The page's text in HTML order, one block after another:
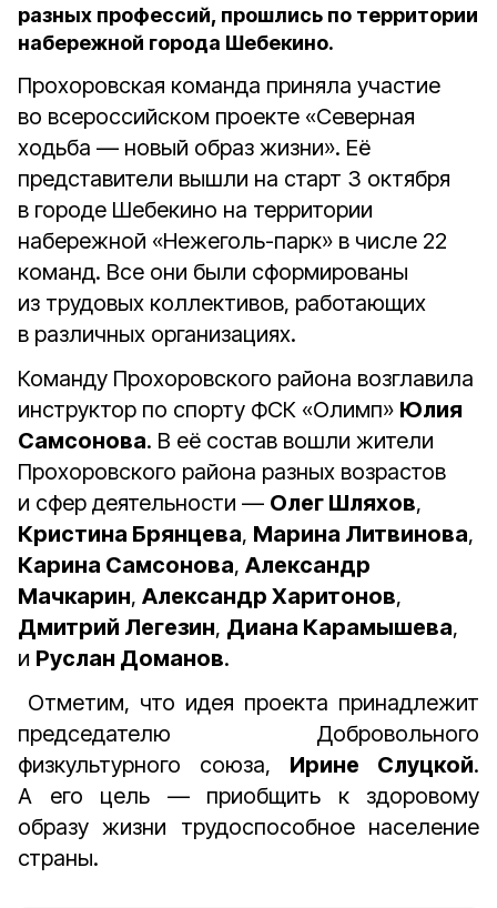
разных профессий, прошлись по территории
набережной города Шебекино.
Прохоровская команда приняла участие
во всероссийском проекте «Северная
ходьба — новый образ жизни». Её
представители вышли на старт 3 октября
в городе Шебекино на территории
набережной «Нежеголь-парк» в числе 22
команд. Все они были сформированы
из трудовых коллективов, работающих
в различных организациях.
Команду Прохоровского района возглавила
инструктор по спорту ФСК «Олимп» Юлия
Самсонова. В её состав вошли жители
Прохоровского района разных возрастов
и сфер деятельности — Олег Шляхов,
Кристина Брянцева, Марина Литвинова,
Карина Самсонова, Александр
Мачкарин, Александр Харитонов,
Дмитрий Легезин, Диана Карамышева,
и Руслан Доманов.
Отметим, что идея проекта принадлежит
председателю Добровольного
физкультурного союза, Ирине Слуцкой.
А его цель — приобщить к здоровому
образу жизни трудоспособное население
страны.